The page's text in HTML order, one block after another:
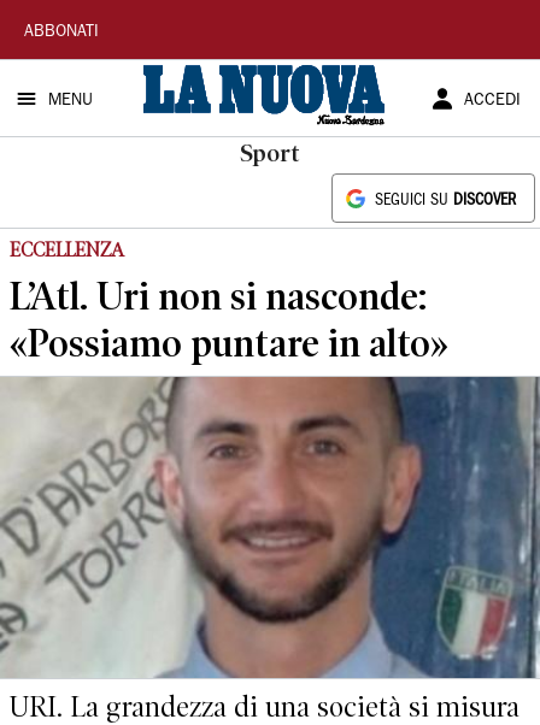
La
Nuova
Sardegna
ABBONATI
MENU ACCEDI
Sport
SEGUICI SU DISCOVER
ECCELLENZA
L’Atl. Uri non si nasconde:
«Possiamo puntare in alto»
URI. La grandezza di una società si misura